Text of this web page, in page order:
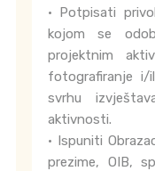
• Potpisati
kojom se
projektnim
fotografiranje i/
svrhu
aktivnosti.
• Ispuniti
prezime, OIB,